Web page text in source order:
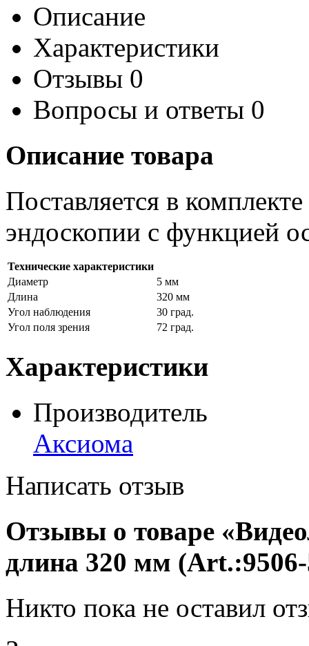
Описание
Характеристики
Отзывы 0
Вопросы и ответы 0
Описание товара
Поставляется в
эндоскопии с функцией
Технические характеристики
Диаметр
5 мм
Длина
320 мм
Угол наблюдения
30 град.
Угол поля зрения
72 град.
Характеристики
Производитель
Аксиома
Написать отзыв
Отзывы о товаре
длина 320 мм
Никто пока не оставил